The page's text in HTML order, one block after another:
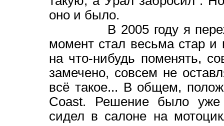
оно и было.
В 2005 году я пережил
момент стал весьма стар и
на что-нибудь поменять,
замечено, совсем не
всё такое... В общем,
Coast. Решение было уже
сидел в салоне на